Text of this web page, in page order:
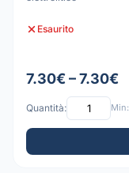
Esaurito
7.30€ – 7.30€
Quantità: